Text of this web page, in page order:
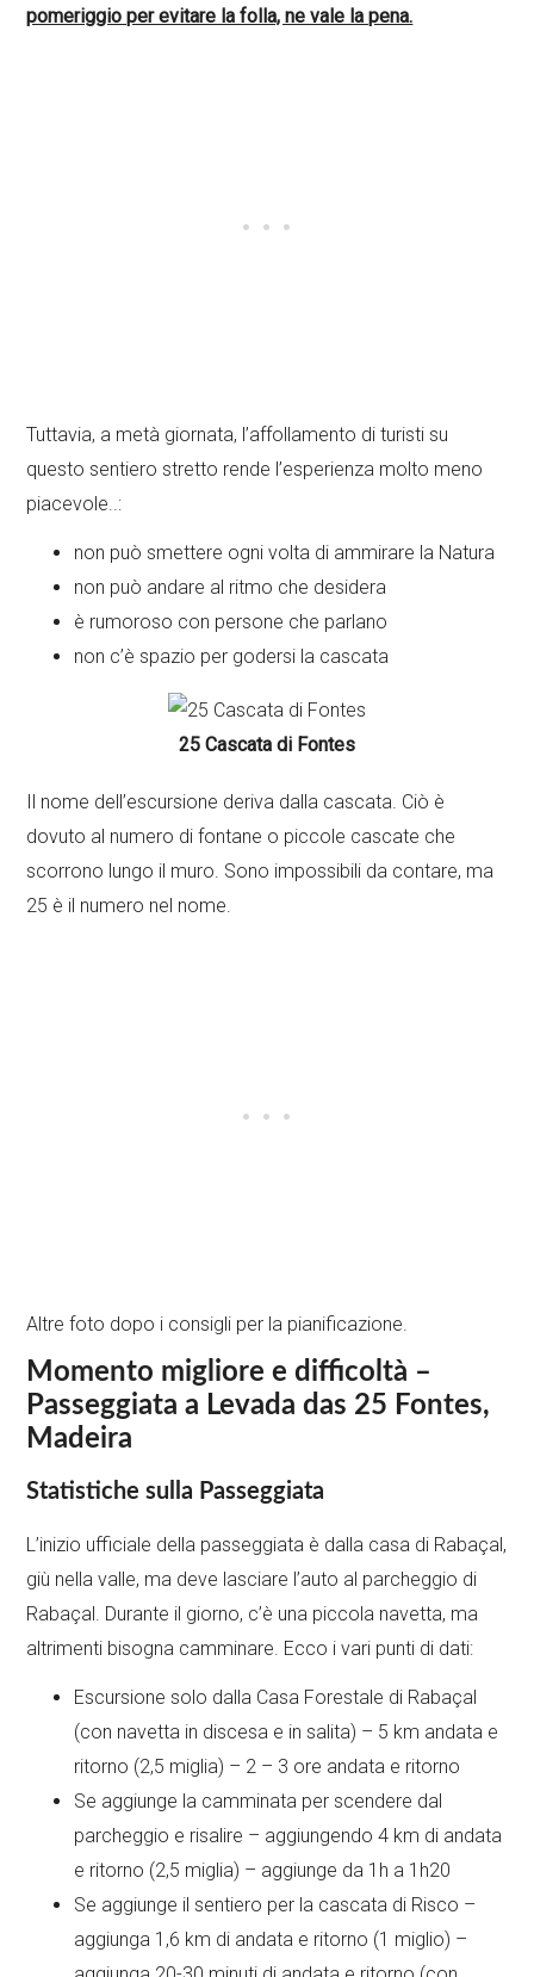
pomeriggio per evitare la folla, ne vale la pena.
Tuttavia, a metà giornata, l’affollamento di turisti su
questo sentiero stretto rende l’esperienza molto meno
piacevole..:
non può smettere ogni volta di ammirare la Natura
non può andare al ritmo che desidera
è rumoroso con persone che parlano
non c’è spazio per godersi la cascata
25 Cascata di Fontes
Il nome dell’escursione deriva dalla cascata. Ciò è
dovuto al numero di fontane o piccole cascate che
scorrono lungo il muro. Sono impossibili da contare, ma
25 è il numero nel nome.
Altre foto dopo i consigli per la pianificazione.
Momento migliore e difficoltà –
Passeggiata a Levada das 25 Fontes,
Madeira
Statistiche sulla Passeggiata
L’inizio ufficiale della passeggiata è dalla casa di Rabaçal,
giù nella valle, ma deve lasciare l’auto al parcheggio di
Rabaçal. Durante il giorno, c’è una piccola navetta, ma
altrimenti bisogna camminare. Ecco i vari punti di dati:
Escursione solo dalla Casa Forestale di Rabaçal
(con navetta in discesa e in salita) – 5 km andata e
ritorno (2,5 miglia) – 2 – 3 ore andata e ritorno
Se aggiunge la camminata per scendere dal
parcheggio e risalire – aggiungendo 4 km di andata
e ritorno (2,5 miglia) – aggiunge da 1h a 1h20
Se aggiunge il sentiero per la cascata di Risco –
aggiunga 1,6 km di andata e ritorno (1 miglio) –